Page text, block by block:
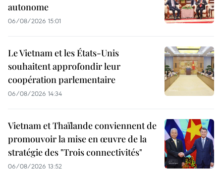
autonome
06/08/2026 15:01
Le Vietnam et les États-Unis
souhaitent approfondir leur
coopération parlementaire
06/08/2026 14:34
Vietnam et Thaïlande conviennent de
promouvoir la mise en œuvre de la
stratégie des "Trois connectivités"
06/08/2026 13:52